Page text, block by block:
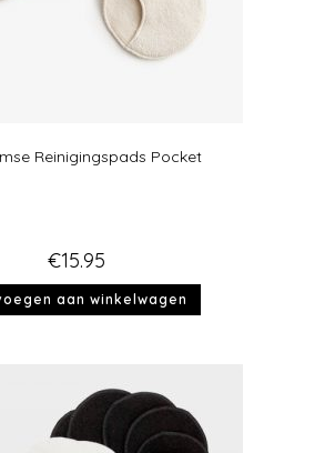
Reinigingspads Pocket
€15.95
aan winkelwagen